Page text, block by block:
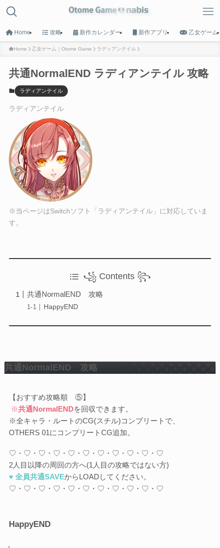
MENU
攻略タイトル一覧
Home 攻略 新作カレンダー 新作アプリ 乙女ゲーム
Home 乙女ゲーム｜Otome Game ラディアンテイル
共通NormalEND ラディアンテイル 攻略
ラディアンテイル
ラディアンテイル
※当ページはSwitchソフト「ラディアンテイル」に対応していま
す。
꧁ Contents ꧂
共通NormalEND 攻略
HappyEND
共通NormalEND 攻略
【おすすめ攻略順 ⑤】
※共通NormalENDを回収できます。
※全キャラ・ルートのCG(スチル)コンプリートで、
OTHERS 01にコンプリートCG追加。
♡・♡・♡・♡・♡・♡・♡・♡・♡・♡・♡
2人目以降の周回の方へ(1人目の攻略ではない方)
♥ 全員共通SAVEからLOADしてください。
♡・♡・♡・♡・♡・♡・♡・♡・♡・♡・♡
HappyEND